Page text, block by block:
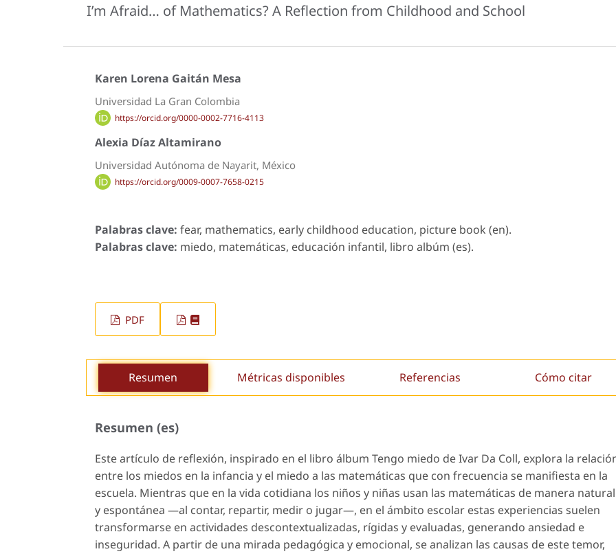
I’m Afraid… of Mathematics? A Reflection from Childhood and School
Karen Lorena Gaitán Mesa
Universidad La Gran Colombia
https://orcid.org/0000-0002-7716-4113
Alexia Díaz Altamirano
Universidad Autónoma de Nayarit, México
https://orcid.org/0009-0007-7658-0215
Palabras clave: fear, mathematics, early childhood education, picture book (en).
Palabras clave: miedo, matemáticas, educación infantil, libro albúm (es).
PDF
Resumen Métricas disponibles Referencias Cómo citar
Resumen (es)
Este artículo de reflexión, inspirado en el libro álbum Tengo miedo de Ivar Da Coll, explora la
entre los miedos en la infancia y el miedo a las matemáticas que con frecuencia se manifiesta en la
escuela. Mientras que en la vida cotidiana los niños y niñas usan las matemáticas de manera natural
y espontánea —al contar, repartir, medir o jugar—, en el ámbito escolar estas experiencias suelen
transformarse en actividades descontextualizadas, rígidas y evaluadas, generando ansiedad e
inseguridad. A partir de una mirada pedagógica y emocional, se analizan las causas de este temor,